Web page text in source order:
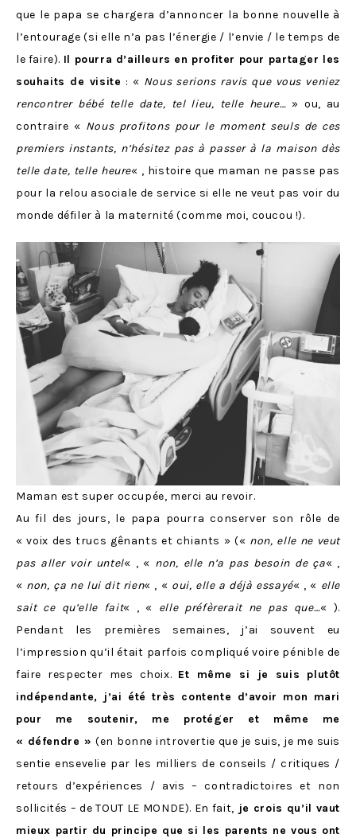
que le papa se chargera d’annoncer la bonne nouvelle à
l’entourage (si elle n’a pas l’énergie / l’envie / le temps de
le faire). Il pourra d’ailleurs en profiter pour partager les
souhaits de visite : « Nous serions ravis que vous veniez
rencontrer bébé telle date, tel lieu, telle heure… » ou, au
contraire « Nous profitons pour le moment seuls de ces
premiers instants, n’hésitez pas à passer à la maison dès
telle date, telle heure« , histoire que maman ne passe pas
pour la relou asociale de service si elle ne veut pas voir du
monde défiler à la maternité (comme moi, coucou !).
Maman est super occupée, merci au revoir.
Au fil des jours, le papa pourra conserver son rôle de
« voix des trucs gênants et chiants » (« non, elle ne veut
pas aller voir untel« , « non, elle n’a pas besoin de ça« ,
« non, ça ne lui dit rien« , « oui, elle a déjà essayé« , « elle
sait ce qu’elle fait« , « elle préfèrerait ne pas que…« ).
Pendant les premières semaines, j’ai souvent eu
l’impression qu’il était parfois compliqué voire pénible de
faire respecter mes choix. Et même si je suis plutôt
indépendante, j’ai été très contente d’avoir mon mari
pour me soutenir, me protéger et même me
« défendre »(en bonne introvertie que je suis, je me suis
sentie ensevelie par les milliers de conseils / critiques /
retours d’expériences / avis – contradictoires et non
sollicités – de TOUT LE MONDE). En fait, je crois qu’il vaut
mieux partir du principe que si les parents ne vous ont